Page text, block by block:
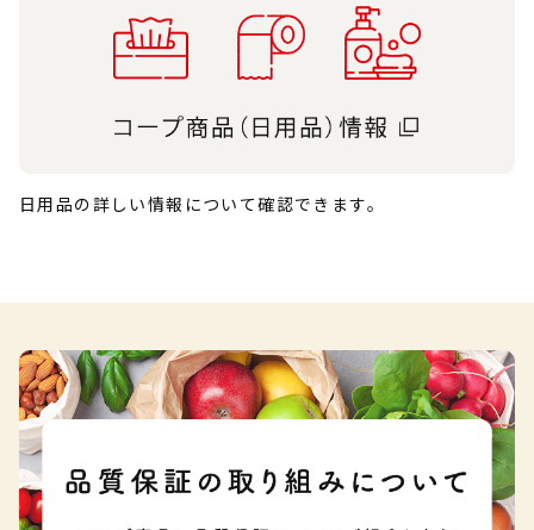
日用品の詳しい情報について確認できます。